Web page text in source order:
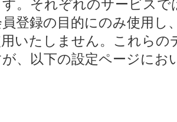
。それぞれのサービス
登録の目的にのみ使用し
いたしません。これらの
、以下の設定ページにお